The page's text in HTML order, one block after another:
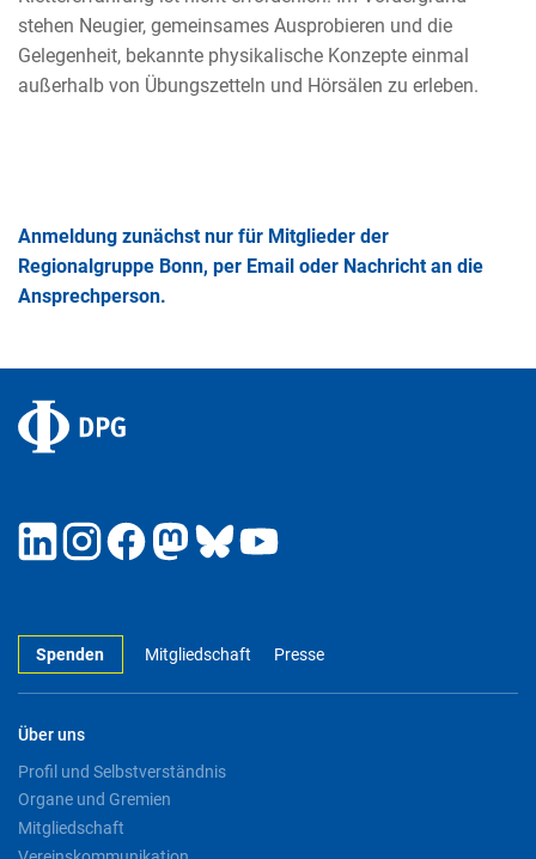
stehen Neugier, gemeinsames Ausprobieren und die
Gelegenheit, bekannte physikalische Konzepte einmal
außerhalb von Übungszetteln und Hörsälen zu erleben.
Anmeldung zunächst nur für Mitglieder der
Regionalgruppe Bonn, per Email oder Nachricht an die
Ansprechperson.
Spenden Mitgliedschaft Presse
Über uns
Profil und Selbstverständnis
Organe und Gremien
Mitgliedschaft